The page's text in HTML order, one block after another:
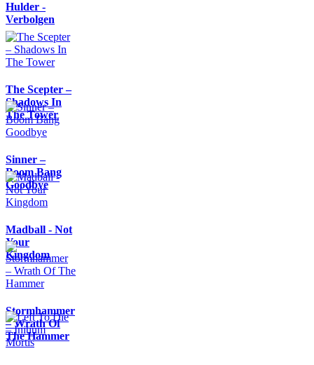
Hulder -
Verbolgen
The Scepter –
Shadows In
The Tower
Sinner –
Boom Bang
Goodbye
Madball - Not
Your
Kingdom
Stormhammer
– Wrath Of
The Hammer